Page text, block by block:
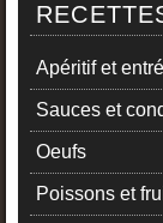
Apéritif et
Sauces et
Oeufs
Poissons et